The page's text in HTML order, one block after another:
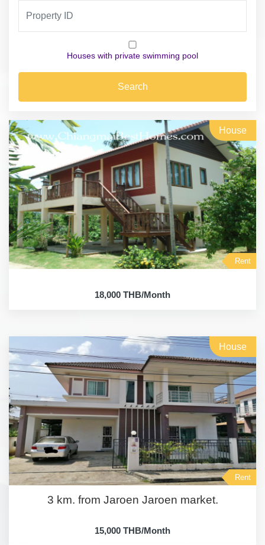
Houses with private swimming pool
Search
House
Rent
18,000 THB/Month
House
Rent
3 km. from Jaroen Jaroen market.
15,000 THB/Month